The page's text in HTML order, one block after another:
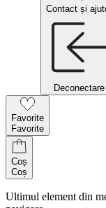
Contact și
Deconectare
Favorite
Favorite
Coș
Coș
Ultimul element din